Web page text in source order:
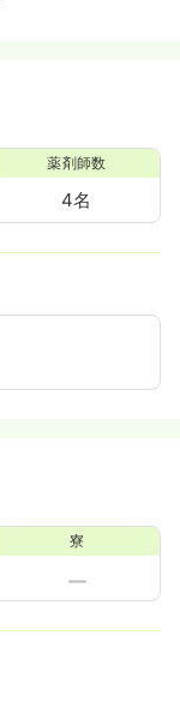
薬剤師数
4名
寮